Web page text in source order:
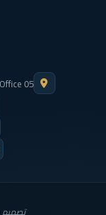
05
تصميم